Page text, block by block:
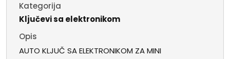
Kategorija
Ključevi sa elektronikom
Opis
AUTO KLJUČ SA ELEKTRONIKOM ZA MINI